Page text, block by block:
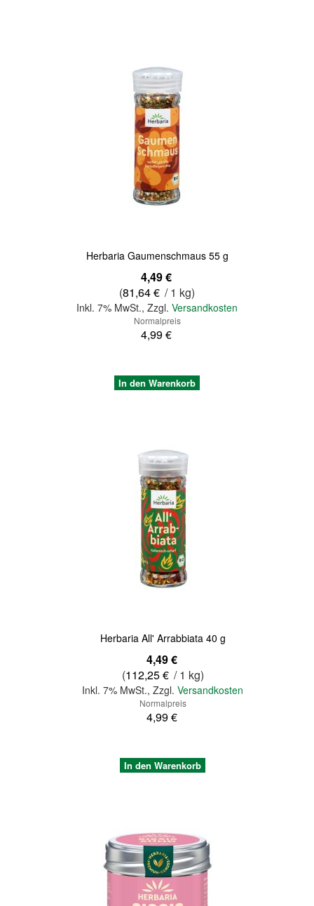
Herbaria Gaumenschmaus 55 g
4,49 €
(81,64 € / 1 kg)
Inkl. 7% MwSt., Zzgl. Versandkosten
Normalpreis
4,99 €
In den Warenkorb
Herbaria All' Arrabbiata 40 g
4,49 €
(112,25 € / 1 kg)
Inkl. 7% MwSt.,Zzgl.Versandkosten
Normalpreis
4,99 €
In den Warenkorb